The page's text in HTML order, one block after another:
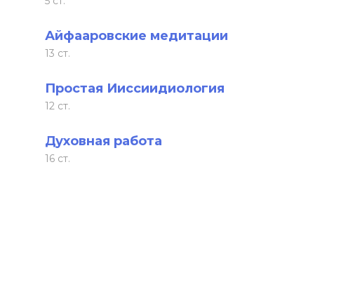
Айфааровские медитации
13 ст.
Простая Ииссиидиология
12 ст.
Духовная работа
16 ст.